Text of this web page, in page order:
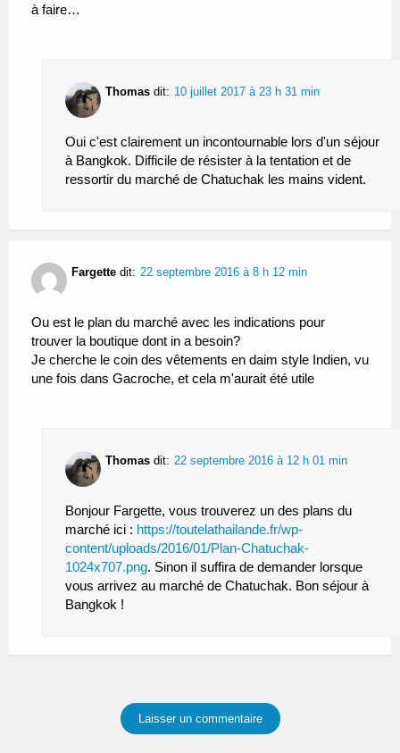
à faire…
Thomas dit: 10 juillet 2017 à 23 h 31 min
Oui c'est clairement un incontournable lors d'un séjour
à Bangkok. Difficile de résister à la tentation et de
ressortir du marché de Chatuchak les mains vident.
Fargette dit: 22 septembre 2016 à 8 h 12 min
Ou est le plan du marché avec les indications pour
trouver la boutique dont in a besoin?
Je cherche le coin des vêtements en daim style Indien, vu
une fois dans Gacroche, et cela m'aurait été utile
Thomas dit: 22 septembre 2016 à 12 h 01 min
Bonjour Fargette, vous trouverez un des plans du
marché ici : https://toutelathailande.fr/wp-
content/uploads/2016/01/Plan-Chatuchak-
1024x707.png. Sinon il suffira de demander lorsque
vous arrivez au marché de Chatuchak. Bon séjour à
Bangkok !
Laisser un commentaire